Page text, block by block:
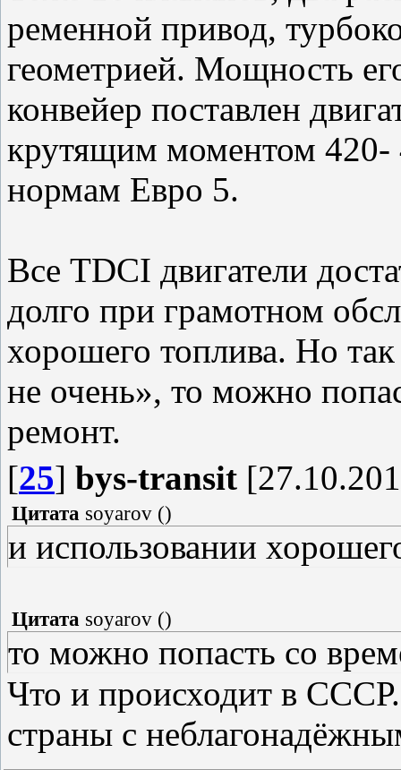
ременной привод,
геометрией. Мощность
конвейер поставлен
крутящим моментом
нормам Евро 5.
Все TDCI двигатели
долго при грамотном
хорошего топлива. Но так
не очень», то можно
ремонт.
[25] bys-transit
Цитата soyarov ()
и использовании
Цитата soyarov ()
то можно попасть со
Что и происходит в
страны с